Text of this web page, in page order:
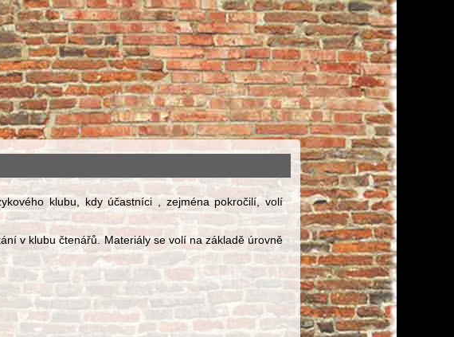
klubu, kdy účastníci , zejména pokročilí, volí
v klubu čtenářů. Materiály se volí na základě úrovně